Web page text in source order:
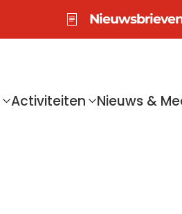
Activiteiten Nieuws &